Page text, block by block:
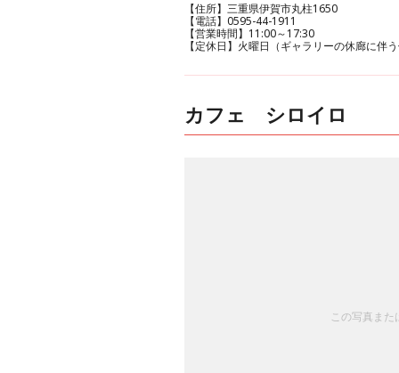
【住所】三重県伊賀市丸柱1650
【電話】0595-44-1911
【営業時間】11:00～17:30
【定休日】火曜日（ギャラリーの休廊に伴
カフェ シロイロ
この写真ま